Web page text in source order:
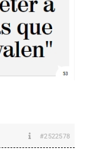
#2522578